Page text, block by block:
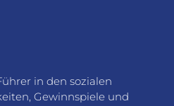
in den sozialen
Gewinnspiele und